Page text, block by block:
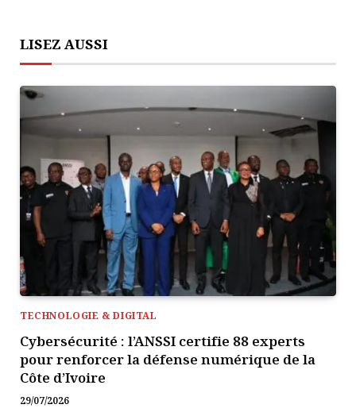
LISEZ AUSSI
TECHNOLOGIE & DIGITAL
Cybersécurité : l’ANSSI certifie 88 experts
pour renforcer la défense numérique de la
Côte d’Ivoire
29/07/2026